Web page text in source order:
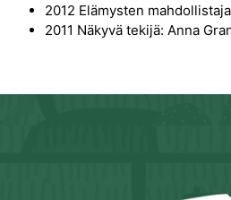
2012 Elämysten
2011 Näkyvä tekijä: Anna